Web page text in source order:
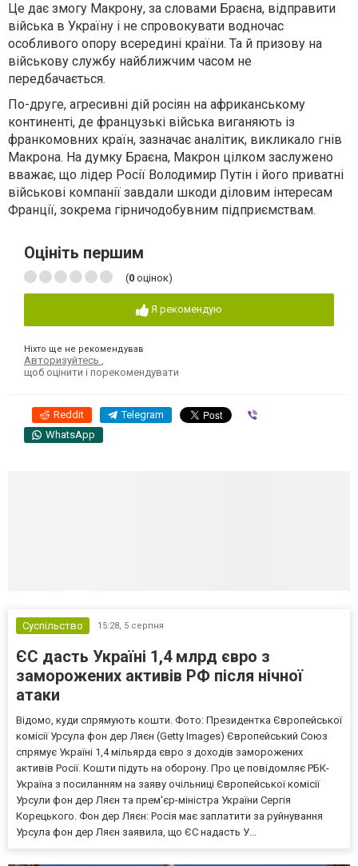
Це дає змогу Макрону, за словами Браєна, відправити
війська в Україну і не спровокувати водночас
особливого опору всередині країни. Та й призову на
військову службу найближчим часом не
передбачається.
По-друге, агресивні дій росіян на африканському
континенті, де французькі війська виганяють із
франкомовних країн, зазначає аналітик, викликало гнів
Макрона. На думку Браєна, Макрон цілком заслужено
вважає, що лідер Росії Володимир Путін і його приватні
військові компанії завдали шкоди діловим інтересам
Франції, зокрема гірничодобувним підприємствам.
Оцініть першим
(0 оцінок)
Я рекомендую
Ніхто ще не рекомендував
Авторизуйтесь
щоб оцінити і порекомендувати
Reddit Telegram
WhatsApp
Суспільство 15:28, 5 серпня
ЄС дасть Україні 1,4 млрд євро з
заморожених активів РФ після нічної
атаки
Відомо, куди спрямують кошти. Фото: Президентка Європейської
комісії Урсула фон дер Ляєн (Getty Images) Європейський Союз
спрямує Україні 1,4 мільярда євро з доходів заморожених
активів Росії. Кошти підуть на оборону. Про це повідомляє РБК-
Україна з посиланням на заяву очільниці Європейської комісії
Урсули фон дер Ляєн та прем'єр-міністра України Сергія
Корецького. Фон дер Ляєн: Росія має заплатити за руйнування
Урсула фон дер Ляєн заявила, що ЄС надасть У...